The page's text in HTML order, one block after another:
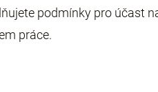
podmínky pro účast
práce.